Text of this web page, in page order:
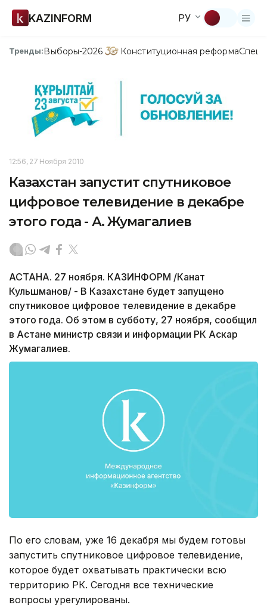
KAZINFORM РУ
Тренды:Выборы-2026 Конституционная реформа
12:56, 27 Ноября 2010
Казахстан запустит спутниковое
цифровое телевидение в декабре
этого года - А. Жумагалиев
АСТАНА. 27 ноября. КАЗИНФОРМ /Канат
Кульшманов/ - В Казахстане будет запущено
спутниковое цифровое телевидение в декабре
этого года. Об этом в субботу, 27 ноября, сообщил
в Астане министр связи и информации РК Аскар
Жумагалиев.
По его словам, уже 16 декабря мы будем готовы
запустить спутниковое цифровое телевидение,
которое будет охватывать практически всю
территорию РК. Сегодня все технические
вопросы урегулированы.